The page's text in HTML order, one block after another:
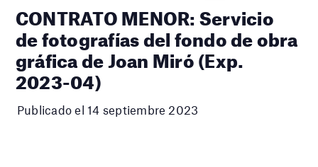
CONTRATO MENOR: Servicio
de fotografías del fondo de obra
gráfica de Joan Miró (Exp.
2023-04)
Publicado el 14 septiembre 2023